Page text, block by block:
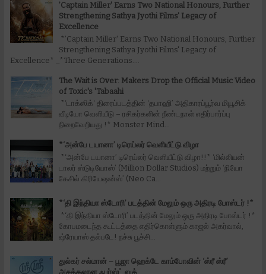
’Captain Miller' Earns Two National Honours, Further
Strengthening Sathya Jyothi Films' Legacy of
Excellence
*’Captain Miller' Earns Two National Honours, Further
Strengthening Sathya Jyothi Films' Legacy of
Excellence* _*Three Generations....
The Wait is Over: Makers Drop the Official Music Video
of Toxic's 'Tabaahi
*‘டாக்ஸிக்‘ திரைப்படத்தின் ‘தபாஹி’ அதிகாரப்பூர்வ மியூசிக்
வீடியோ வெளியீடு – ரசிகர்களின் நீண்டநாள் எதிர்பார்ப்பு
நிறைவேறியது !* Monster Mind...
*‘அன்பே டயானா’ டிரெய்லர் வெளியீட்டு விழா
*‘அன்பே டயானா’ டிரெய்லர் வெளியீட்டு விழா!!* ‘மில்லியன்
டாலர் ஸ்டுடியோஸ்’ (Million Dollar Studios) மற்றும் ‘நியோ
கேசில் கிரியேஷன்ஸ்’ (Neo Ca...
*‘தி இந்தியா ஸ்டோரி’ படத்தின் மேலும் ஒரு அதிரடி போஸ்டர் !*
*‘தி இந்தியா ஸ்டோரி’ படத்தின் மேலும் ஒரு அதிரடி போஸ்டர் !*
கோபமடைந்த கூட்டத்தை எதிர்கொள்ளும் காஜல் அகர்வால்,
ஷ்ரேயாஸ் தல்படே! நச்சு பூச்சி...
துல்கர் சல்மான் – பூஜா ஹெக்டே காம்போவின் ‘ஸ்ரீ ஸ்ரீ’
அசத்தலான ஃபர்ஸ்ட் லுக்